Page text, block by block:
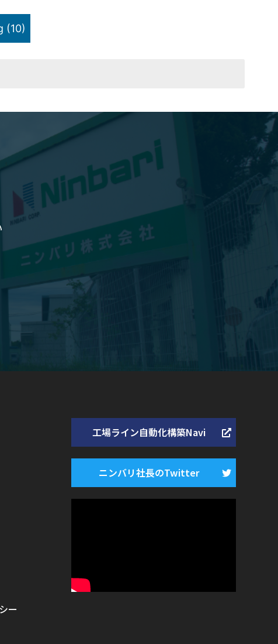
(10)
ー
工場ライン自動化構築Navi
ニンバリ社長のTwitter